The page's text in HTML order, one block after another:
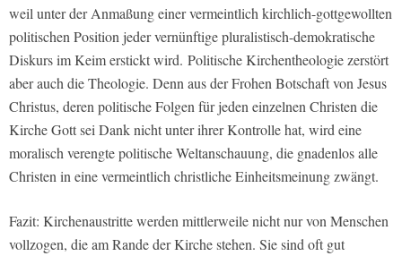
weil unter der Anmaßung einer vermeintlich kirchlich-gottgewollten
politischen Position jeder vernünftige pluralistisch-demokratische
Diskurs im Keim erstickt wird. Politische Kirchentheologie zerstört
aber auch die Theologie. Denn aus der Frohen Botschaft von Jesus
Christus, deren politische Folgen für jeden einzelnen Christen die
Kirche Gott sei Dank nicht unter ihrer Kontrolle hat, wird eine
moralisch verengte politische Weltanschauung, die gnadenlos alle
Christen in eine vermeintlich christliche Einheitsmeinung zwängt.
Fazit: Kirchenaustritte werden mittlerweile nicht nur von Menschen
vollzogen, die am Rande der Kirche stehen. Sie sind oft gut